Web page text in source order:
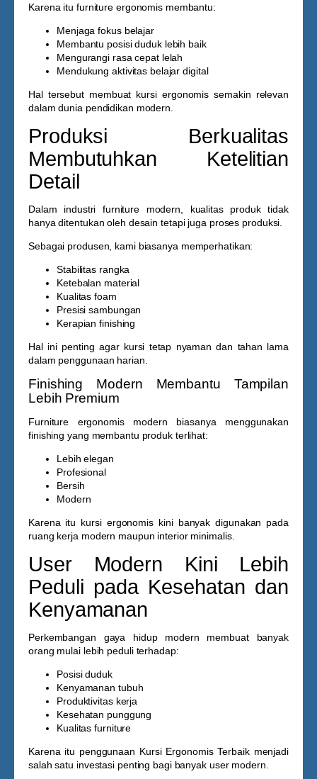
Karena itu furniture ergonomis membantu:
Menjaga fokus belajar
Membantu posisi duduk lebih baik
Mengurangi rasa cepat lelah
Mendukung aktivitas belajar digital
Hal tersebut membuat kursi ergonomis semakin relevan
dalam dunia pendidikan modern.
Produksi Berkualitas
Membutuhkan Ketelitian
Detail
Dalam industri furniture modern, kualitas produk tidak
hanya ditentukan oleh desain tetapi juga proses produksi.
Sebagai produsen, kami biasanya memperhatikan:
Stabilitas rangka
Ketebalan material
Kualitas foam
Presisi sambungan
Kerapian finishing
Hal ini penting agar kursi tetap nyaman dan tahan lama
dalam penggunaan harian.
Finishing Modern Membantu Tampilan
Lebih Premium
Furniture ergonomis modern biasanya menggunakan
finishing yang membantu produk terlihat:
Lebih elegan
Profesional
Bersih
Modern
Karena itu kursi ergonomis kini banyak digunakan pada
ruang kerja modern maupun interior minimalis.
User Modern Kini Lebih
Peduli pada Kesehatan dan
Kenyamanan
Perkembangan gaya hidup modern membuat banyak
orang mulai lebih peduli terhadap:
Posisi duduk
Kenyamanan tubuh
Produktivitas kerja
Kesehatan punggung
Kualitas furniture
Karena itu penggunaan Kursi Ergonomis Terbaikmenjadi
salah satu investasi penting bagi banyak user modern.